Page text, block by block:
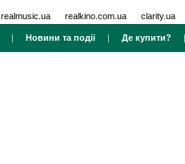
realmusic.ua realkino.com.ua clarity.ua
| Новини та події| Де купити?